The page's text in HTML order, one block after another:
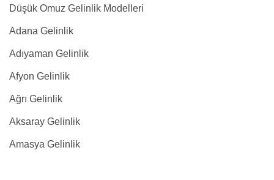
Düşük Omuz Gelinlik Modelleri
Adana Gelinlik
Adıyaman Gelinlik
Afyon Gelinlik
Ağrı Gelinlik
Aksaray Gelinlik
Amasya Gelinlik